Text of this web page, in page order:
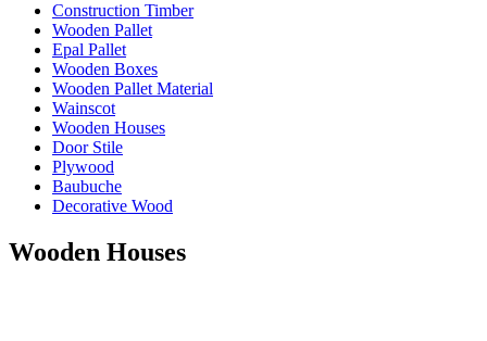
Construction Timber
Wooden Pallet
Epal Pallet
Wooden Boxes
Wooden Pallet Material
Wainscot
Wooden Houses
Door Stile
Plywood
Baubuche
Decorative Wood
Wooden Houses